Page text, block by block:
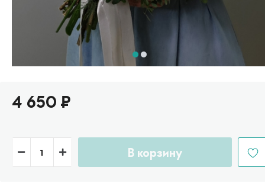
4 650 ₽
В корзину